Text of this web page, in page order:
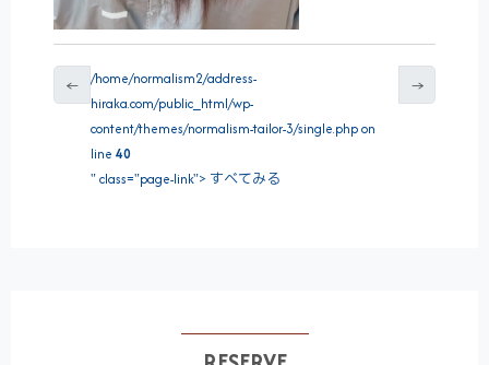
←
/home/normalism2/address-
hiraka.com/public_html/wp-
content/themes/normalism-tailor-3/single.php on
line40
" class="page-link"> すべてみる
→